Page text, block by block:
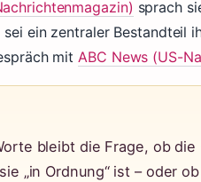
sprach
ein zentraler Bestandteil
mitABC News (US-
bleibt die Frage, ob
„in Ordnung“ ist – oder